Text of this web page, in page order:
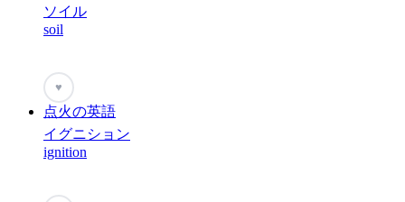
ソイル
soil
♥
点火の英語
イグニション
ignition